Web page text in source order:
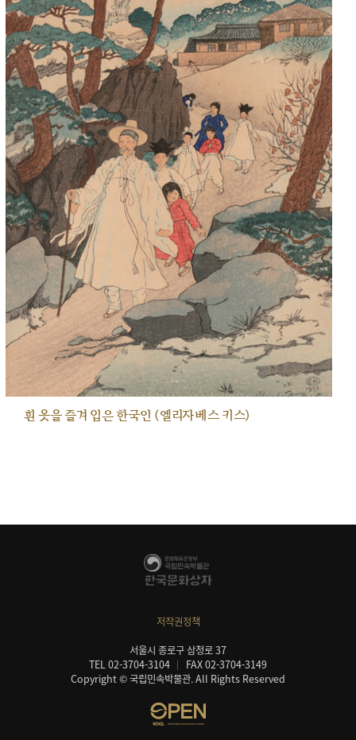
흰 옷을 즐겨 입은 한국인 (엘리자베스 키스)
저작권정책
서울시 종로구 삼청로 37
TEL 02-3704-3104
FAX 02-3704-3149
Copyright © 국립민속박물관. All Rights Reserved